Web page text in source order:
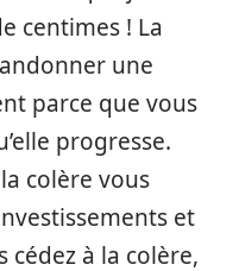
centimes ! La
une
parce que vous
progresse.
colère vous
et
cédez à la colère,